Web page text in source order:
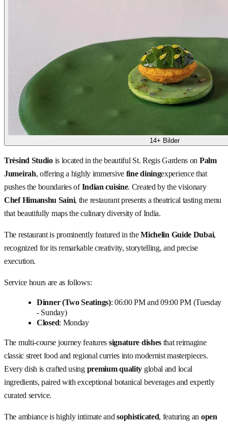
14+ Bilder
Trèsind Studiois located in the beautiful St. Regis Gardens on Palm
Jumeirah, offering a highly immersive fine diningexperience that
pushes the boundaries ofIndian cuisine. Created by the visionary
Chef Himanshu Saini, the restaurant presents a theatrical tasting menu
that beautifully maps the culinary diversity of India.
The restaurant is prominently featured in theMichelin Guide Dubai,
recognized for its remarkable creativity, storytelling, and precise
execution.
Service hours are as follows:
Dinner (Two Seatings): 06:00 PM and 09:00 PM (Tuesday
- Sunday)
Closed: Monday
The multi-course journey features signature dishes that reimagine
classic street food and regional curries into modernist masterpieces.
Every dish is crafted using premium quality global and local
ingredients, paired with exceptional botanical beverages and expertly
curated service.
The ambiance is highly intimate andsophisticated, featuring an open